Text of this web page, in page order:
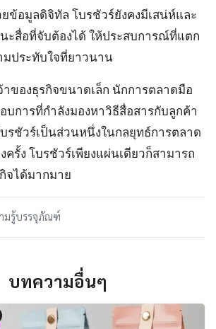
ข้อมูลดิจิทัล โบรชัวร์ยังคงมีเสน่ห์และ
ะสื่อที่จับต้องได้ ให้ประสบการณ์ที่แตก
มประทับใจที่ยาวนาน
ของธุรกิจขนาดเล็ก นักการตลาดมือ
บการที่กำลังมองหาวิธีสื่อสารกับลูกค้า
รชัวร์เป็นส่วนหนึ่งในกลยุทธ์การตลาด
รั้ง โบรชัวร์เพียงแผ่นเดียวก็สามารถ
จได้มากมาย
มรู้บรรจุภัณฑ์
บทความอื่นๆ